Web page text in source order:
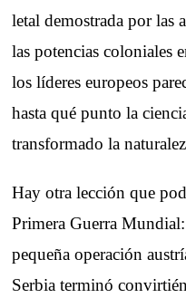
letal demostrada por las
las potencias coloniales
los líderes europeos
hasta qué punto la
transformado la
Hay otra lección que
Primera Guerra
pequeña operación
Serbia terminó